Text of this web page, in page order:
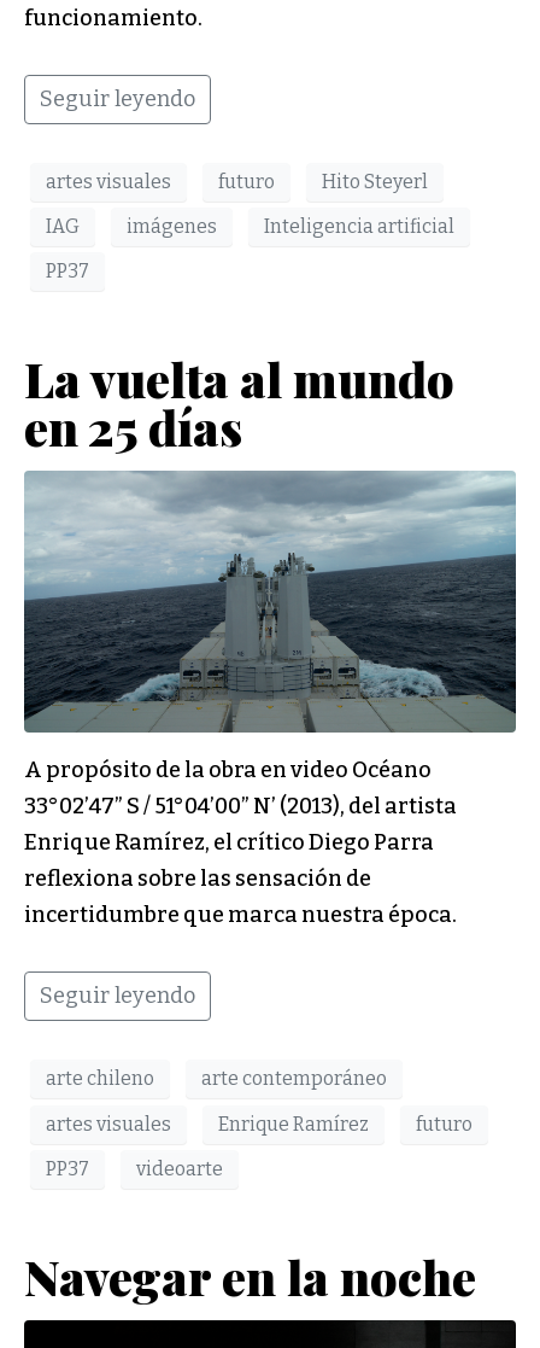
funcionamiento.
Seguir leyendo
artes visuales futuro
Hito Steyerl
IAG
imágenes
Inteligencia artificial
PP37
La vuelta al mundo
en 25 días
A propósito de la obra en video Océano
33°02’47” S / 51°04’00” N’ (2013), del artista
Enrique Ramírez, el crítico Diego Parra
reflexiona sobre las sensación de
incertidumbre que marca nuestra época.
Seguir leyendo
arte chileno
arte contemporáneo
artes visuales
Enrique Ramírez
futuro
PP37
videoarte
Navegar en la noche